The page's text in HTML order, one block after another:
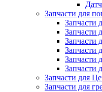
Запчасти для
Запчасти
Запчасти
Запчасти
Запчасти
Запчасти
Запчасти
Запчасти для
Запчасти для